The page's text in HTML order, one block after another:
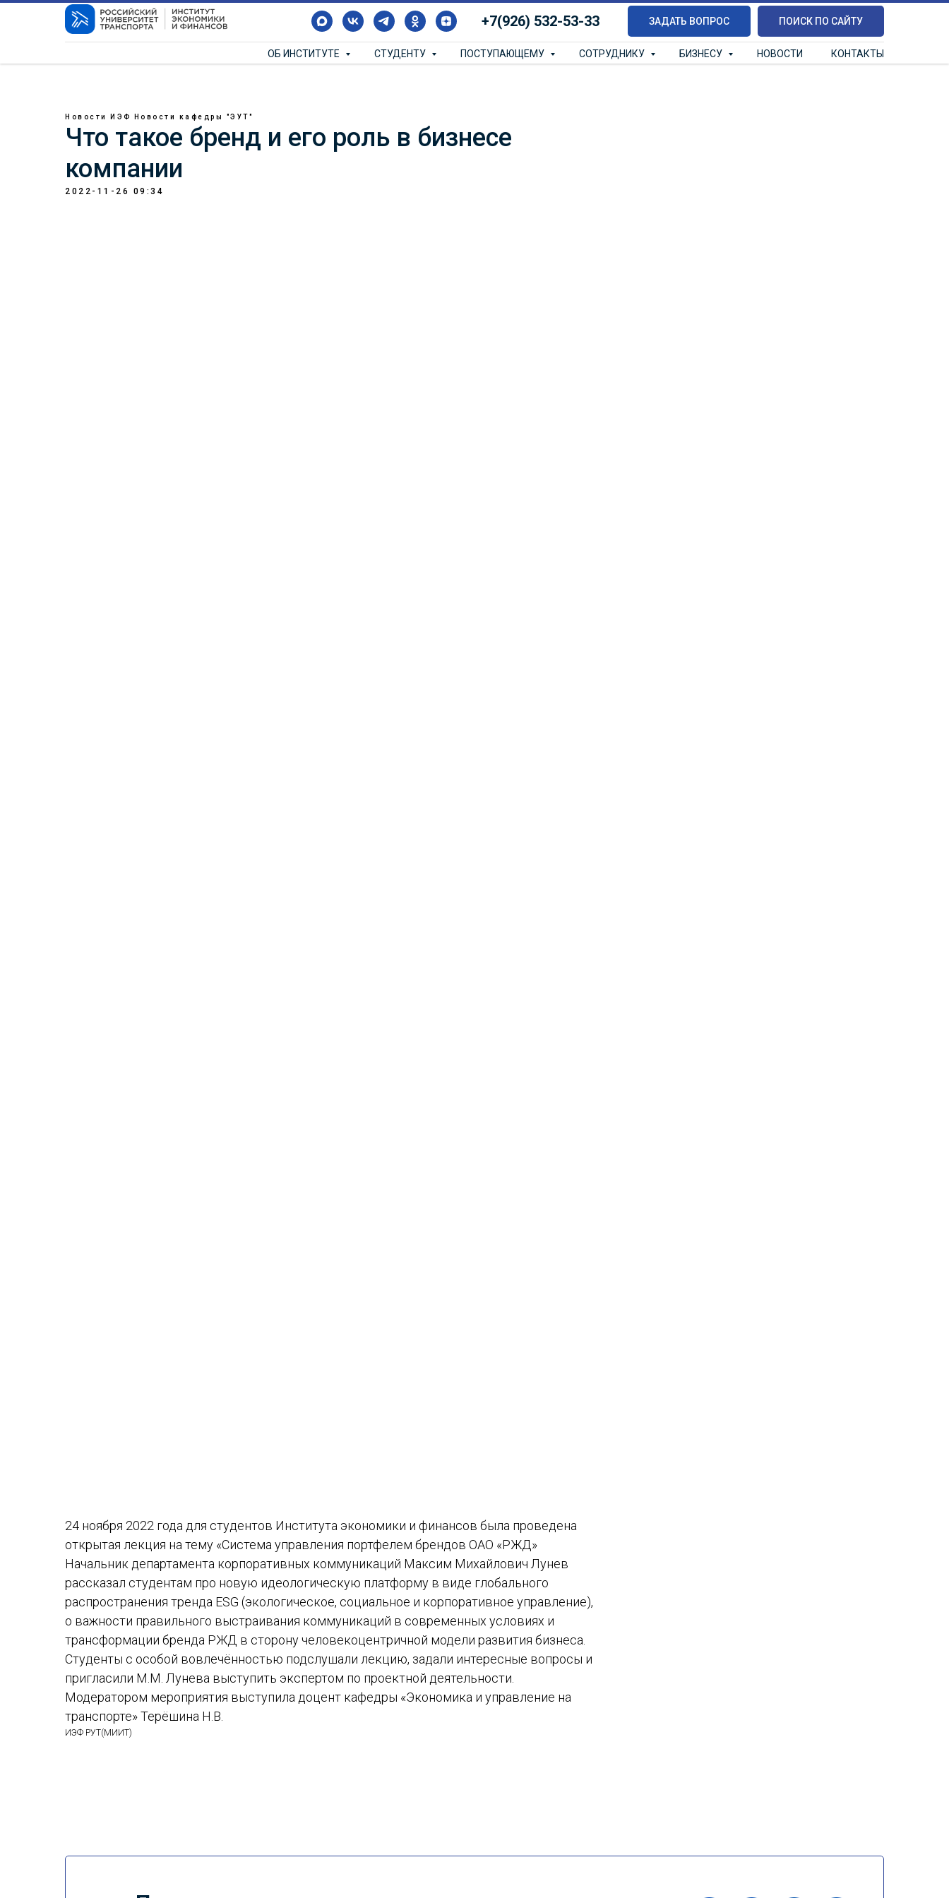
+7(926) 532-53-33 ЗАДАТЬ ВОПРОС ПОИСК ПО САЙТУ
ОБ ИНСТИТУТЕ СТУДЕНТУ ПОСТУПАЮЩЕМУ СОТРУДНИКУ БИЗНЕСУ НОВОСТИ КОНТАКТЫ
Новости ИЭФ Новости кафедры "ЭУТ"
Что такое бренд и его роль в бизнесе
компании
2022-11-26 09:34
24 ноября 2022 года для студентов Института экономики и финансов была проведена
открытая лекция на тему «Система управления портфелем брендов ОАО «РЖД»
Начальник департамента корпоративных коммуникаций Максим Михайлович Лунев
рассказал студентам про новую идеологическую платформу в виде глобального
распространения тренда ESG (экологическое, социальное и корпоративное управление),
о важности правильного выстраивания коммуникаций в современных условиях и
трансформации бренда РЖД в сторону человекоцентричной модели развития бизнеса.
Студенты с особой вовлечённостью подслушали лекцию, задали интересные вопросы и
пригласили М.М. Лунева выступить экспертом по проектной деятельности.
Модератором мероприятия выступила доцент кафедры «Экономика и управление на
транспорте» Терёшина Н.В.
ИЭФ РУТ(МИИТ)